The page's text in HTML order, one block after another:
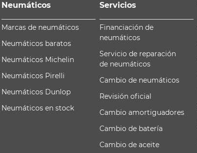
Neumáticos
Marcas de neumáticos
Neumáticos baratos
Neumáticos Michelin
Neumáticos Pirelli
Neumáticos Dunlop
Neumáticos en stock
Servicios
Financiación de
neumáticos
Servicio de reparación
de neumáticos
Cambio de neumáticos
Revisión oficial
Cambio amortiguadores
Cambio de batería
Cambio de aceite